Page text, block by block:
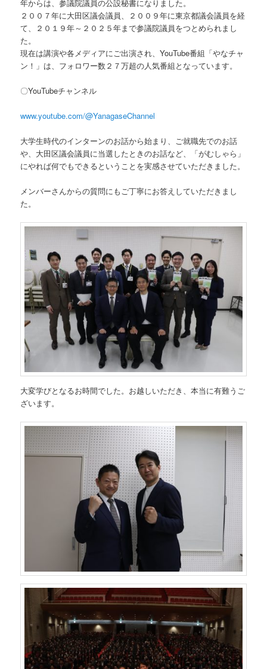
年からは、参議院議員の公設秘書になりました。
２００７年に大田区議会議員、２００９年に東京都議会議員を経
て、２０１９年～２０２５年まで参議院議員をつとめられまし
た。
現在は講演や各メディアにご出演され、YouTube番組「やなチャ
ン！」は、フォロワー数２７万超の人気番組となっています。
〇YouTubeチャンネル
www.youtube.com/@YanagaseChannel
大学生時代のインターンのお話から始まり、ご就職先でのお話
や、大田区議会議員に当選したときのお話など、「がむしゃら」
にやれば何でもできるということを実感させていただきました。
メンバーさんからの質問にもご丁寧にお答えしていただきまし
た。
大変学びとなるお時間でした。お越しいただき、本当に有難うご
ざいます。